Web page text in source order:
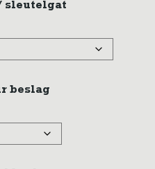
sleutelgat
beslag